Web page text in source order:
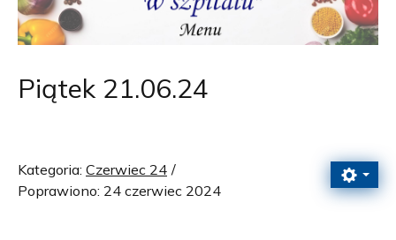
Piątek 21.06.24
Kategoria: Czerwiec 24
Poprawiono: 24 czerwiec 2024